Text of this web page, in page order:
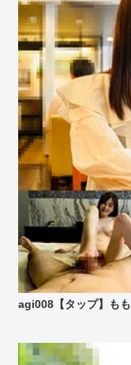
agi008【タップ】もも